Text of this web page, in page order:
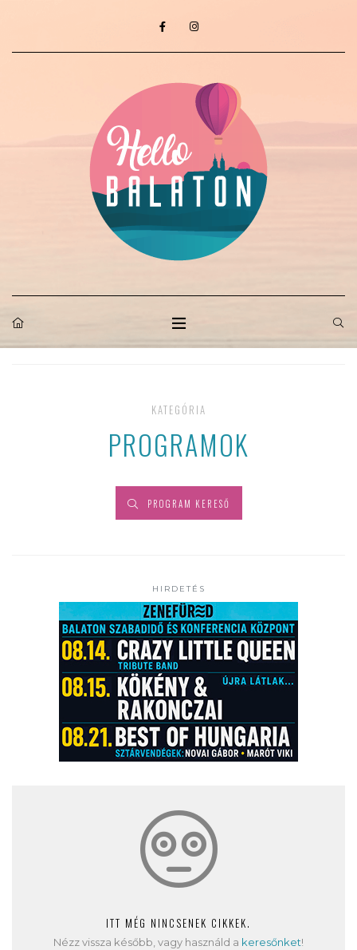
KATEGÓRIA
PROGRAMOK
PROGRAM KERESŐ
HIRDETÉS
ITT MÉG NINCSENEK CIKKEK.
Nézz vissza később, vagy használd a keresőnket!